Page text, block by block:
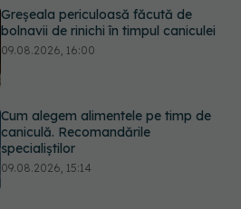
Cum alegem alimentele pe timp de
caniculă. Recomandările
specialiștilor
Adevărul despre diabetul de tip 2:
ce greșeli fac majoritatea oamenilor.
5 mituri demontate de medici
09.08.2026, 15:00